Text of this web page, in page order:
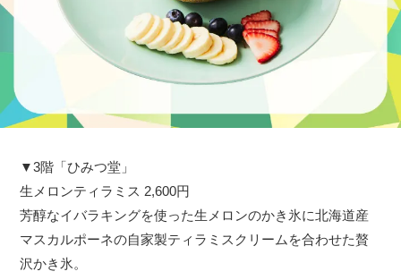
▼3階「ひみつ堂」
生メロンティラミス 2,600円
芳醇なイバラキングを使った生メロンのかき氷に北海道産
マスカルポーネの自家製ティラミスクリームを合わせた贅
沢かき氷。